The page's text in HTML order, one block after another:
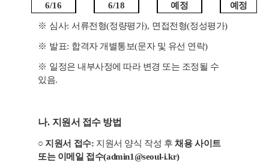
6/16
6/18
예정
예정
※ 심사:서류전형(정량평가), 면접전형(정성평가)
※ 발표: 합격자 개별통보(문자 및 유선 연락)
※ 일정은 내부사정에 따라 변경 또는 조정될 수
있음.
나. 지원서 접수 방법
○ 지원서 접수: 지원서 양식 작성 후채용 사이트
또는 이메일 접수(admin1@seoul-i.kr)